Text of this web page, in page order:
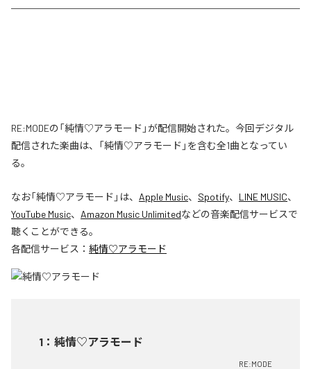
RE:MODEの「純情♡アラモード」が配信開始された。今回デジタル
配信された楽曲は、「純情♡アラモード」を含む全1曲となってい
る。
なお「純情♡アラモード 」は、 Apple Music、 Spotify、 LINE MUSIC、
YouTube Music、 Amazon Music Unlimitedなどの音楽配信サービスで
聴くことができる。
各配信サービス： 純情♡アラモード
1 ： 純情♡アラモード
RE:MODE